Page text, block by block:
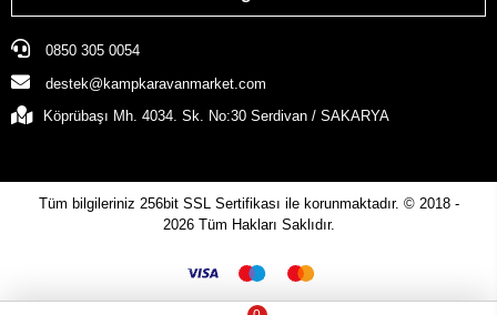
0850 305 0054
destek@kampkaravanmarket.com
Köprübaşı Mh. 4034. Sk. No:30 Serdivan / SAKARYA
Tüm bilgileriniz 256bit SSL Sertifikası ile korunmaktadır. © 2018 -
2026 Tüm Hakları Saklıdır.